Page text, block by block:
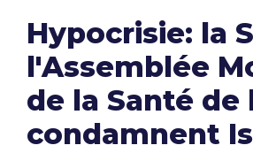
Hypocrisie: la
l'Assemblée
de la Santé de
condamnent